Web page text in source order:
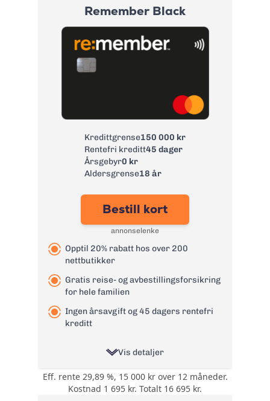
Bonus:
kategorier som:
Nettbutikker,
Kultur, Butikker,
Forsikring:
avbestillingsforsikring
tyveriforsikring
Årsgebyr:
0 kr
22,65%
Kontantuttak i
0 kr - renter løper
Kontantuttak i
bank:
0 kr - renter løper
fra uttaksdato
Gebyr
papirfaktura:
Valutapåslag:
Purregebyr:
35 kr
Les mer om TF Bank Mastercard
kredittkort →
Remember Black
Kredittgrense150 000 kr
Rentefri kreditt45 dager
Årsgebyr0 kr
Aldersgrense18 år
Bestill kort
annonselenke
Opptil 20% rabatt hos over 200
nettbutikker
Gratis reise- og avbestillingsforsikring
for hele familien
Ingen årsavgift og 45 dagers rentefri
kreditt
Vis detaljer
Bonus:
Opptil 20% rabatt
hos over 200
Eff. rente 29,89 %, 15 000 kr over 12 måneder.
Kostnad 1 695 kr. Totalt 16 695 kr.